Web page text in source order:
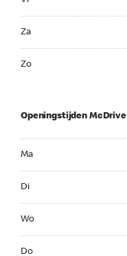
Za
Zo
Openingstijden McDrive
Ma
Di
Wo
Do